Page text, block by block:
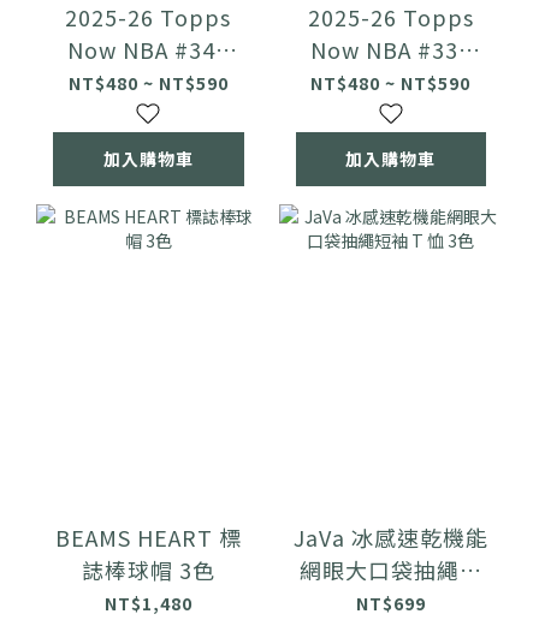
2025-26 Topps
Now NBA #340
Jalen Brunson
New York Knicks
大頭森45分
NT$480 ~ NT$590
加入購物車
2025-26 Topps
Now NBA #339
Jalen Brunson
New York Knicks
大頭森
NT$480 ~ NT$590
加入購物車
BEAMS HEART 標
誌棒球帽 3色
NT$1,480
JaVa 冰感速乾機能
網眼大口袋抽繩短
袖 T 恤 3色
NT$699